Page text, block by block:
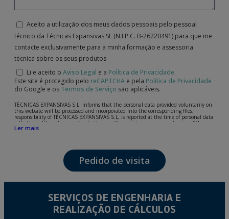
Aceito a utilização dos meus dados pessoais pelo pessoal
técnico da Técnicas Expansivas SL (N.I.P.C. B-26220491) para que me
contacte exclusivamente para a minha formação e assessoria
técnica sobre os seus produtos
Li e aceito o Aviso Legal e a Política de Privacidade.
Este site é protegido pelo reCAPTCHA e pela Política de Privacidade
do Google e os Termos de Serviço são aplicáveis.
TÉCNICAS EXPANSIVAS S.L. informs that the personal data provided voluntarily on
this website will be processed and incorporated into the corresponding files,
responsibility of TÉCNICAS EXPANSIVAS S.L, is reported at the time of personal data
collection, although, according to the specific case, its purpose may be any of the
following: attention to your referred request, complaint or question, established
The data in our files are strictly confidential and shall be treated with the utmost
confidentiality and shall comply with all the requirements provided for the General
Data Protection Regulation (GDPR) 2016.
According to Data Protection legislation, you are strongly advised not to send high-
encrypted. Should these details be sent, it is done so under your sole responsibility.
The user may at any time exercise their rights of access, rectification, cancellation
and opposition under the provisions of the General Data Protection Regulation
Ler mais
Pedido de visita
SERVIÇOS DE ENGENHARIA E
REALIZAÇÃO DE CÁLCULOS